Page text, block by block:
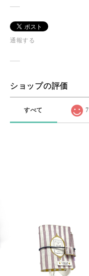
通報する
ショップの評価
すべて 7